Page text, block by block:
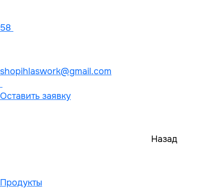
58
shopihlaswork@gmail.com
Оставить заявку
Назад
Продукты